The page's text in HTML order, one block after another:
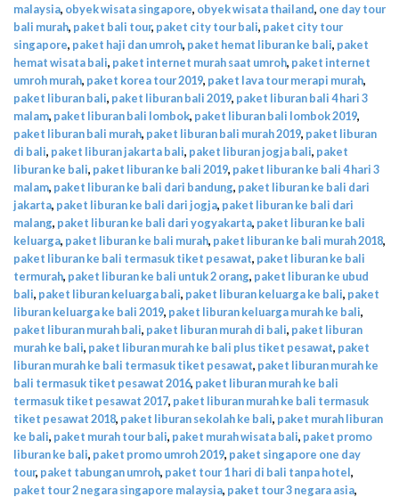
malaysia, obyek wisata singapore, obyek wisata thailand, one day tour
bali murah, paket bali tour, paket city tour bali, paket city tour
singapore, paket haji dan umroh, paket hemat liburan ke bali, paket
hemat wisata bali, paket internet murah saat umroh, paket internet
umroh murah, paket korea tour 2019, paket lava tour merapi murah,
paket liburan bali, paket liburan bali 2019, paket liburan bali 4 hari 3
malam, paket liburan bali lombok, paket liburan bali lombok 2019,
paket liburan bali murah, paket liburan bali murah 2019, paket liburan
di bali, paket liburan jakarta bali, paket liburan jogja bali, paket
liburan ke bali, paket liburan ke bali 2019, paket liburan ke bali 4 hari 3
malam, paket liburan ke bali dari bandung, paket liburan ke bali dari
jakarta, paket liburan ke bali dari jogja, paket liburan ke bali dari
malang, paket liburan ke bali dari yogyakarta, paket liburan ke bali
keluarga, paket liburan ke bali murah, paket liburan ke bali murah 2018,
paket liburan ke bali termasuk tiket pesawat, paket liburan ke bali
termurah, paket liburan ke bali untuk 2 orang, paket liburan ke ubud
bali, paket liburan keluarga bali, paket liburan keluarga ke bali, paket
liburan keluarga ke bali 2019, paket liburan keluarga murah ke bali,
paket liburan murah bali, paket liburan murah di bali, paket liburan
murah ke bali, paket liburan murah ke bali plus tiket pesawat, paket
liburan murah ke bali termasuk tiket pesawat, paket liburan murah ke
bali termasuk tiket pesawat 2016, paket liburan murah ke bali
termasuk tiket pesawat 2017, paket liburan murah ke bali termasuk
tiket pesawat 2018, paket liburan sekolah ke bali, paket murah liburan
ke bali, paket murah tour bali, paket murah wisata bali, paket promo
liburan ke bali, paket promo umroh 2019, paket singapore one day
tour, paket tabungan umroh, paket tour 1 hari di bali tanpa hotel,
paket tour 2 negara singapore malaysia, paket tour 3 negara asia,